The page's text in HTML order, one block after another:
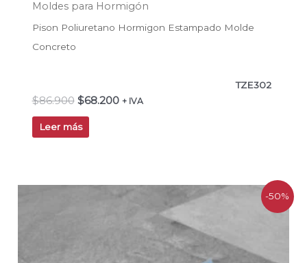
Moldes para Hormigón
Pison Poliuretano Hormigon Estampado Molde
Concreto
TZE302
$86.900 $68.200 + IVA
Leer más
-50%
$33.995.